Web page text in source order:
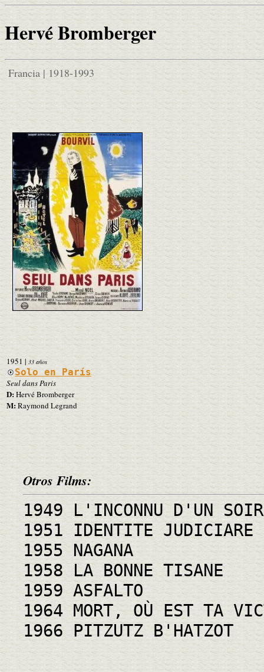
Hervé Bromberger
Francia | 1918-1993
1951 | 33 años
Solo en París
Seul dans Paris
D:Hervé Bromberger
M:Raymond Legrand
Otros Films:
1949 L'INCONNU D'UN
1951 IDENTITE JUDICIARE
1955 NAGANA
1958 LA BONNE TISANE
1959 ASFALTO
1964 MORT, OÙ EST TA
1966 PITZUTZ B'HATZOT